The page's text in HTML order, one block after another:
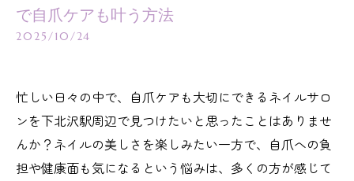
で自爪ケアも叶う方法
2025/10/24
忙しい日々の中で、自爪ケアも大切にできるネイルサロ
ンを下北沢駅周辺で見つけたいと思ったことはありませ
んか？ネイルの美しさを楽しみたい一方で、自爪への負
担や健康面も気になるという悩みは、多くの方が感じて